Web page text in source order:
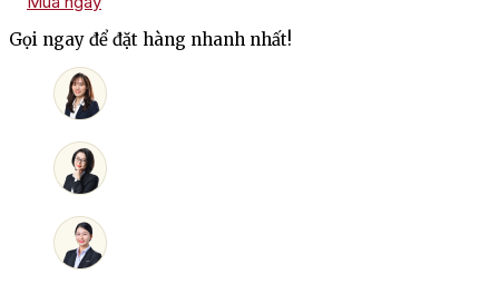
D’Arenberg
d’Arry’s
Original
Grenache
Gọi ngay để đặt hàng nhanh nhất!